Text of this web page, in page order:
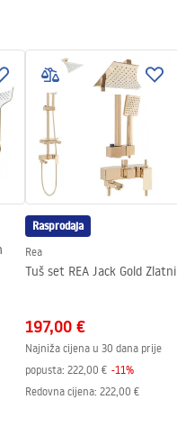
Rasprodaja
Rea
Tuš set REA Jack Gold Zlatni
197,00 €
Najniža cijena u 30 dana prije
popusta: 222,00 € -11%
Redovna cijena: 222,00 €